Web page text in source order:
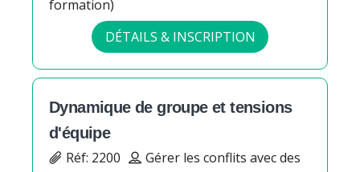
formation)
DÉTAILS & INSCRIPTION
Dynamique de groupe et tensions
d'équipe
Réf: 2200
Gérer les conflits avec des